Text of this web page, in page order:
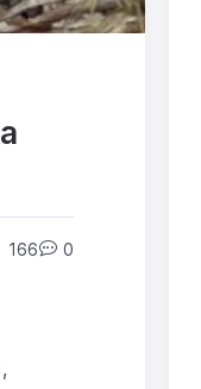
166 0